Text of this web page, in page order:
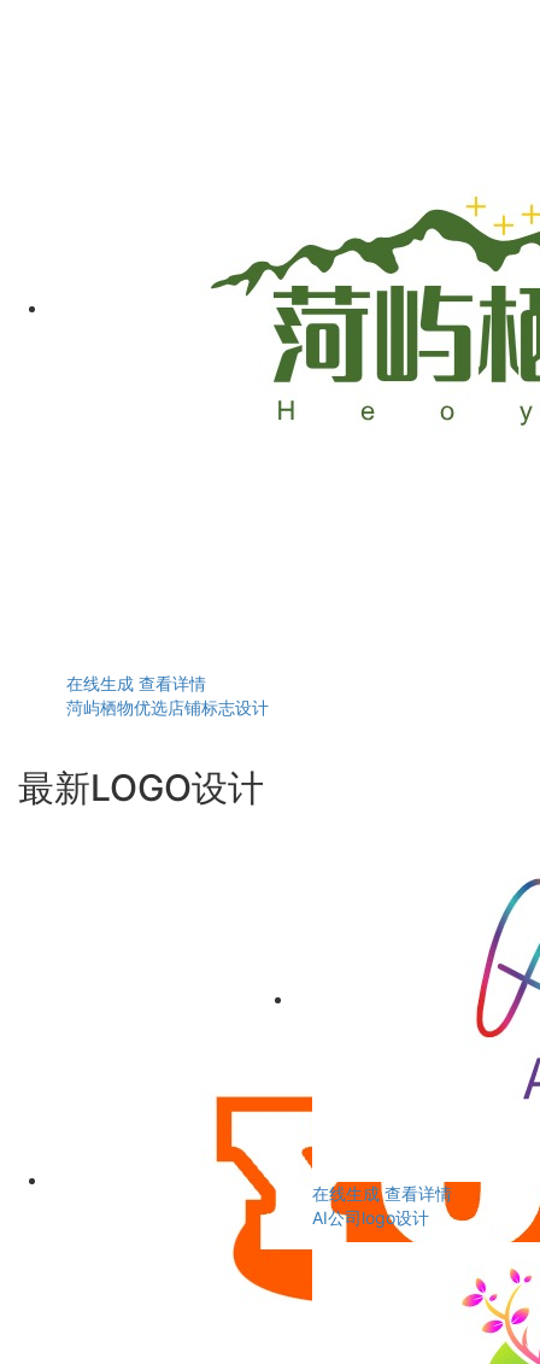
在线生成 查看详情
菏屿栖物优选店铺标志设计
最新LOGO设计
在线生成 查看详情
AI公司logo设计